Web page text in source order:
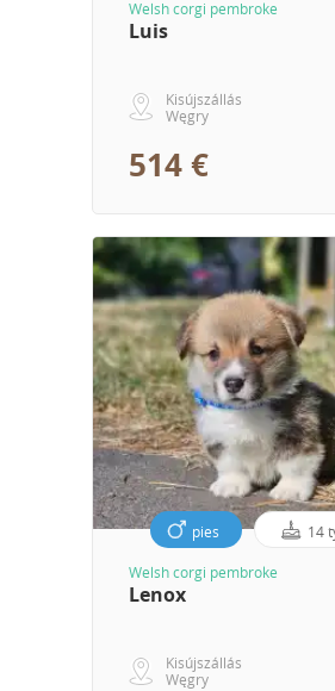
Welsh corgi pembroke
Luis
Kisújszállás
Węgry
514 €
pies 14
Welsh corgi pembroke
Lenox
Kisújszállás
Węgry